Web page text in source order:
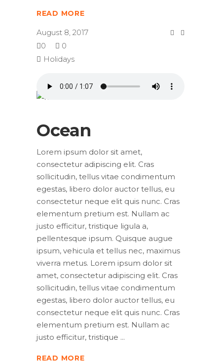
READ MORE
August 8, 2017
0
0
Holidays
Ocean
Lorem ipsum dolor sit amet,
consectetur adipiscing elit. Cras
sollicitudin, tellus vitae condimentum
egestas, libero dolor auctor tellus, eu
consectetur neque elit quis nunc. Cras
elementum pretium est. Nullam ac
justo efficitur, tristique ligula a,
pellentesque ipsum. Quisque augue
ipsum, vehicula et tellus nec, maximus
viverra metus. Lorem ipsum dolor sit
amet, consectetur adipiscing elit. Cras
sollicitudin, tellus vitae condimentum
egestas, libero dolor auctor tellus, eu
consectetur neque elit quis nunc. Cras
elementum pretium est. Nullam ac
justo efficitur, tristique
READ MORE